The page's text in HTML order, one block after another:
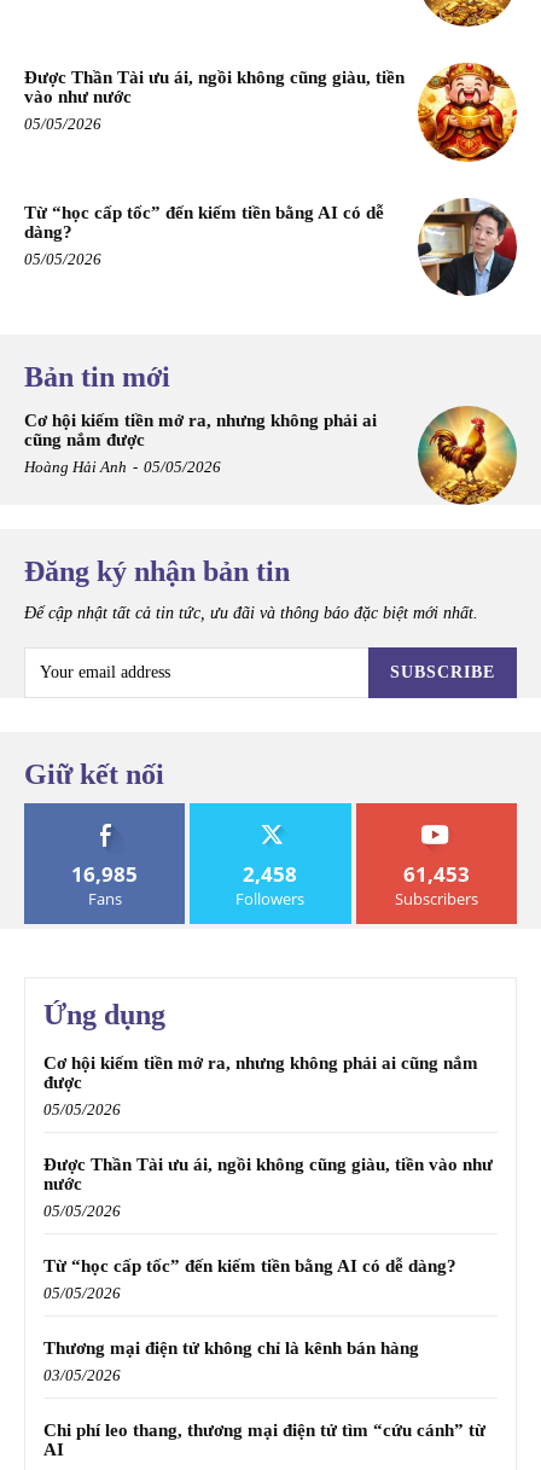
Được Thần Tài ưu ái, ngồi không cũng giàu, tiền
vào như nước
05/05/2026
Từ “học cấp tốc” đến kiếm tiền bằng AI có dễ
dàng?
05/05/2026
Bản tin mới
Cơ hội kiếm tiền mở ra, nhưng không phải ai
cũng nắm được
Hoàng Hải Anh - 05/05/2026
Đăng ký nhận bản tin
Để cập nhật tất cả tin tức, ưu đãi và thông báo đặc biệt mới nhất.
SUBSCRIBE
Giữ kết nối
16,985
Fans
2,458
Followers
61,453
Subscribers
Ứng dụng
Cơ hội kiếm tiền mở ra, nhưng không phải ai cũng nắm
được
05/05/2026
Được Thần Tài ưu ái, ngồi không cũng giàu, tiền vào như
nước
05/05/2026
Từ “học cấp tốc” đến kiếm tiền bằng AI có dễ dàng?
05/05/2026
Thương mại điện tử không chỉ là kênh bán hàng
03/05/2026
Chi phí leo thang, thương mại điện tử tìm “cứu cánh” từ
AI